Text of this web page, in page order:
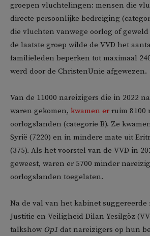
groepen vluchtelingen: mensen die
directe persoonlijke bedreiging
die vluchten vanwege oorlog of geweld
de laatste groep wilde de VVD het
familieleden beperken tot maximaal
werd door de ChristenUnie afgewezen.
Van de 11000 nareizigers die in 2022
waren gekomen, kwamen er ruim 8100
oorlogslanden (categorie B). Ze
Syrië (7220) en in mindere mate uit
(375). Als het voorstel van de VVD in
geweest, waren er 5700 minder
oorlogslanden toegelaten.
Na de val van het kabinet suggereerde
Justitie en Veiligheid Dilan Yesilgöz
talkshow Op1 dat nareizigers op hun